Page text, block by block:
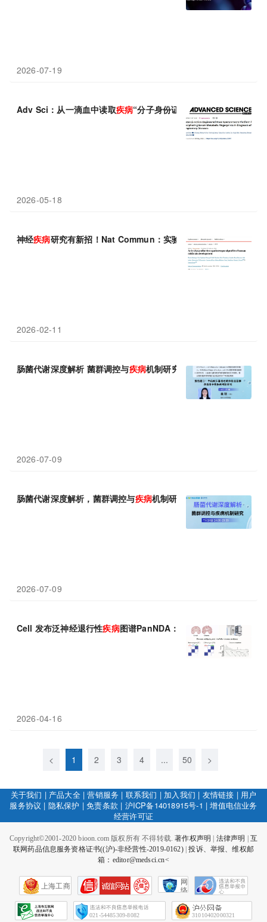
2026-07-19
Adv Sci：从一滴血中读取疾病“分子身份证”，新型质谱平台成呼
2026-05-18
神经疾病研究有新招！Nat Commun：实验室“迷你中脑”复刻人
2026-02-11
肠菌代谢深度解析 菌群调控与疾病机制研究
2026-07-09
肠菌代谢深度解析，菌群调控与疾病机制研究
2026-07-09
Cell 发布泛神经退行性疾病图谱PanNDA：覆盖六大 疾病、逾万名
2026-04-16
< 1 2 3 4 ... 50 >
关于我们 | 产品大全|营销服务 | 联系我们 | 加入我们 | 友情链接 | 用户
服务协议 | 隐私保护 |免责条款 | 沪ICP备14018915号-1 |增值电信业务
经营许可证
Copyright©2001-2020 bioon.com 版权所有 不得转载.著作权声明 法律声明
互
联网药品信息服务资格证书((沪)-非经营性-2019-0162)|投诉、举报、维权邮
箱：editor@medsci.cn<
上海工商
网
络
会
征
021-54485309-8082 31010402000321